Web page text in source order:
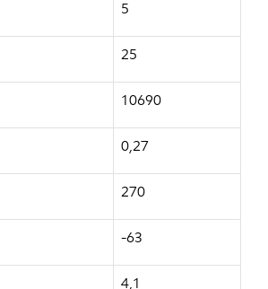
5
25
10690
0,27
270
-63
4,1